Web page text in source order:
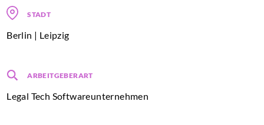
STADT
Berlin | Leipzig
ARBEITGEBERART
Legal Tech Softwareunternehmen